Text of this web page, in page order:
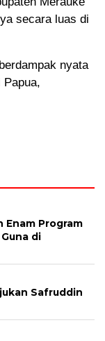
secara luas di
nyata
Papua,
Enam Program
di
Safruddin